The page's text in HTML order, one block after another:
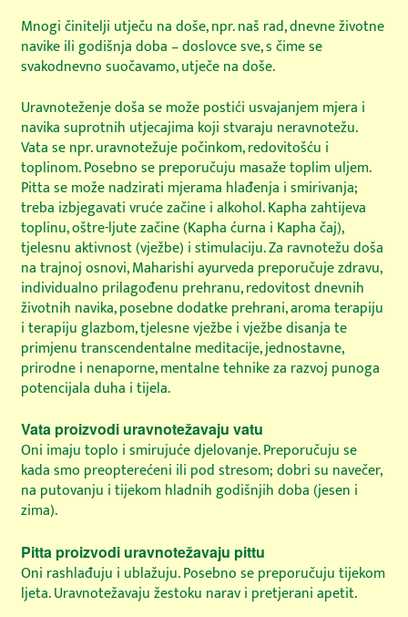
Mnogi činitelji utječu na doše, npr. naš rad, dnevne životne
navike ili godišnja doba – doslovce sve, s čime se
svakodnevno suočavamo, utječe na doše.
Uravnoteženje doša se može postići usvajanjem mjera i
navika suprotnih utjecajima koji stvaraju neravnotežu.
Vata se npr. uravnotežuje počinkom, redovitošću i
toplinom. Posebno se preporučuju masaže toplim uljem.
Pitta se može nadzirati mjerama hlađenja i smirivanja;
treba izbjegavati vruće začine i alkohol. Kapha zahtijeva
toplinu, oštre-ljute začine (Kapha ćurna i Kapha čaj),
tjelesnu aktivnost (vježbe) i stimulaciju. Za ravnotežu doša
na trajnoj osnovi, Maharishi ayurveda preporučuje zdravu,
individualno prilagođenu prehranu, redovitost dnevnih
životnih navika, posebne dodatke prehrani, aroma terapiju
i terapiju glazbom, tjelesne vježbe i vježbe disanja te
primjenu transcendentalne meditacije, jednostavne,
prirodne i nenaporne, mentalne tehnike za razvoj punoga
potencijala duha i tijela.
Vata proizvodi uravnotežavaju vatu
Oni imaju toplo i smirujuće djelovanje. Preporučuju se
kada smo preopterećeni ili pod stresom; dobri su navečer,
na putovanju i tijekom hladnih godišnjih doba (jesen i
zima).
Pitta proizvodi uravnotežavaju pittu
Oni rashlađuju i ublažuju. Posebno se preporučuju tijekom
ljeta. Uravnotežavaju žestoku narav i pretjerani apetit.